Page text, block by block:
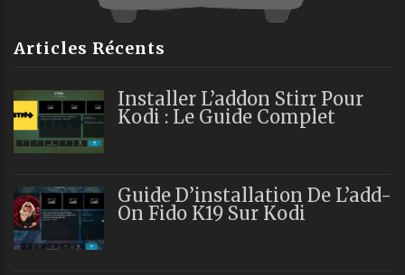
Articles Récents
Installer L’addon Stirr Pour
Kodi : Le Guide Complet
Guide D’installation De L’add-
On Fido K19 Sur Kodi